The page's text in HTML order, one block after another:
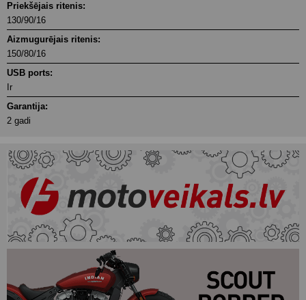
Priekšējais ritenis:
130/90/16
Aizmugurējais ritenis:
150/80/16
USB ports:
Ir
Garantija:
2 gadi